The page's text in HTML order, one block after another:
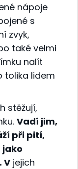
nápoje
s
zvyk,
také velmi
nalít
tolika lidem
stěžují,
Vadí jim,
při pití,
jako
V jejich